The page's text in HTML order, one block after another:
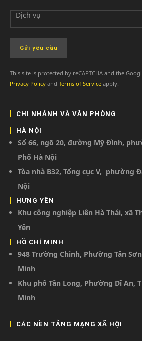
This site is protected by reCAPTCHA and the
Privacy Policy and Terms of Service apply.
CHI NHÁNH VÀ VĂN PHÒNG
HÀ NỘI
Số 66, ngõ 20, đường Mỹ Đình,
Phố Hà Nội
Tòa nhà B32, Tổng cục V, phường
Nội
HƯNG YÊN
Khu công nghiệp Liên Hà Thái, xã
Yên
HỒ CHÍ MINH
948 Trường Chinh, Phường Tân
Minh
Khu phố Tân Long, Phường Dĩ An,
Minh
CÁC NỀN TẢNG MẠNG XÃ HỘI